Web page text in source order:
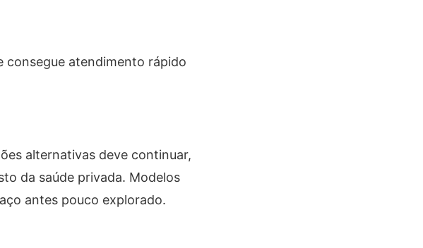
consegue atendimento rápido
alternativas deve continuar,
da saúde privada. Modelos
antes pouco explorado.